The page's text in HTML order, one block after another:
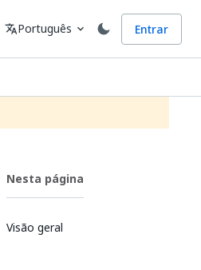
Idioma
translatePortuguês expand_more Entrar
Nesta página
Visão geral